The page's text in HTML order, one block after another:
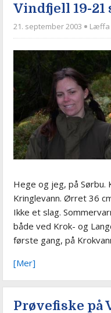
Vindfjell 19-21
21. september 2003 Læffa
Hege og jeg, på Sørbu.
Kringlevann. Ørret 36
Ikke et slag.
både ved Krok- og
første gang, på
[Mer]
Prøvefiske på